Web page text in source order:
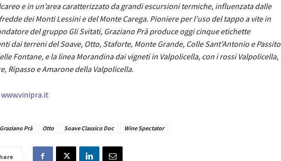
e in un’area caratterizzato da grandi escursioni termiche, influenzata dalle
dei Monti Lessini e del Monte Carega. Pioniere per l’uso del tappo a vite in
del gruppo Gli Svitati, Graziano Prà produce oggi cinque etichette
dai terreni del Soave, Otto, Staforte, Monte Grande, Colle Sant’Antonio e Passito
Fontane, e la linea Morandina dai vigneti in Valpolicella, con i rossi Valpolicella,
Ripasso e Amarone della Valpolicella.
www.vinipra.it
Graziano Prà Otto Soave Classico Doc Wine Spectator